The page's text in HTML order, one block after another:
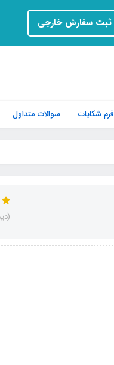
ثبت سفارش خارجی
فرم‌ شکایات سوالات متداول